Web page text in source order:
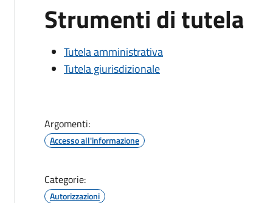
Strumenti di tutela
Tutela amministrativa
Tutela giurisdizionale
Argomenti:
Accesso all'informazione
Categorie:
Autorizzazioni